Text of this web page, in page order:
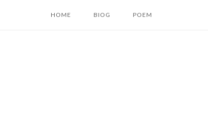
HOME BIOG POEM